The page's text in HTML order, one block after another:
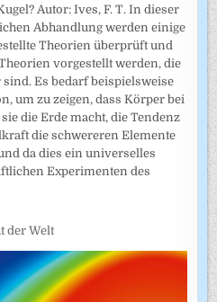
Autor: Ives, F. T. In dieser
Abhandlung werden einige
Theorien überprüft und
vorgestellt werden, die
Es bedarf beispielsweise
um zu zeigen, dass Körper bei
die Erde macht, die Tendenz
die schwereren Elemente
da dies ein universelles
Experimenten des
der Welt